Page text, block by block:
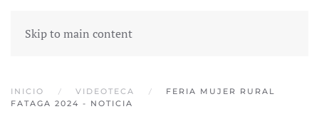
Skip to main content
INICIO VIDEOTECA
FERIA MUJER RURAL
FATAGA 2024 - NOTICIA